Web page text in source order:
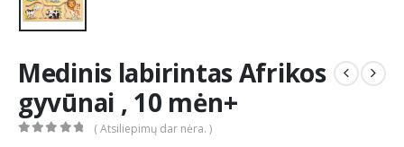
Medinis labirintas Afrikos
gyvūnai , 10 mėn+
( Atsiliepimų dar nėra. )